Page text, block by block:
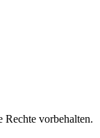
vorbehalten.